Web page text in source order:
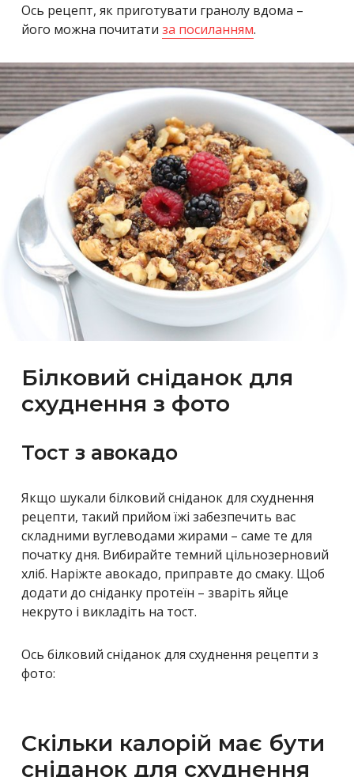
Ось рецепт, як приготувати гранолу вдома –
його можна почитати за посиланням.
Білковий сніданок для
схуднення з фото
Тост з авокадо
Якщо шукали білковий сніданок для схуднення
рецепти, такий прийом їжі забезпечить вас
складними вуглеводами жирами – саме те для
початку дня. Вибирайте темний цільнозерновий
хліб. Наріжте авокадо, приправте до смаку. Щоб
додати до сніданку протеїн – зваріть яйце
некруто і викладіть на тост.
Ось білковий сніданок для схуднення рецепти з
фото:
Скільки калорій має бути
сніданок для схуднення